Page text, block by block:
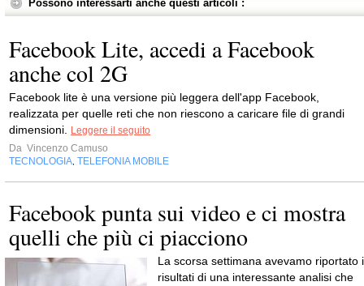
Possono interessarti anche questi articoli :
Facebook Lite, accedi a Facebook
anche col 2G
Facebook lite è una versione più leggera dell'app Facebook,
realizzata per quelle reti che non riescono a caricare file di grandi
dimensioni.
Leggere il seguito
Da Vincenzo Camuso
TECNOLOGIA TELEFONIA MOBILE
Facebook punta sui video e ci mostra
quelli che più ci piacciono
La scorsa settimana avevamo riportato i
risultati di una interessante analisi che